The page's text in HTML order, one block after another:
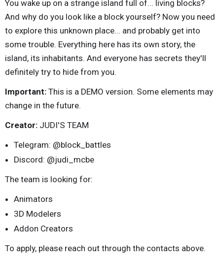
You wake up on a strange island full of... living blocks?
And why do you look like a block yourself? Now you need
to explore this unknown place... and probably get into
some trouble. Everything here has its own story, the
island, its inhabitants. And everyone has secrets they'll
definitely try to hide from you.
Important: This is a DEMO version. Some elements may
change in the future.
Creator: JUDI'S TEAM
Telegram: @block_battles
Discord: @judi_mcbe
The team is looking for:
Animators
3D Modelers
Addon Creators
To apply, please reach out through the contacts above.